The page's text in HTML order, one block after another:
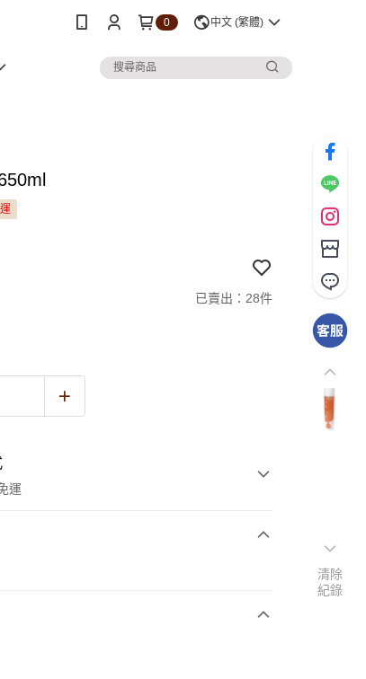
0 中文 (繁體)
已賣出：28件
運
清除
紀錄